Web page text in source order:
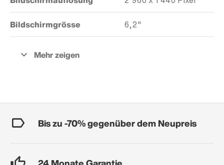
Bildschirmgrösse 6,2"
Bis zu -70% gegenüber dem Neupreis